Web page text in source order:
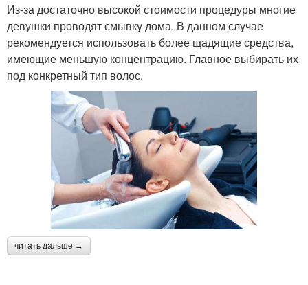
Из-за достаточно высокой стоимости процедуры многие
девушки проводят смывку дома. В данном случае
рекомендуется использовать более щадящие средства,
имеющие меньшую концентрацию. Главное выбирать их
под конкретный тип волос.
читать дальше →